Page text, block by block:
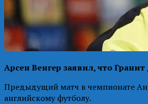
Арсен Венгер заявил, что
Предыдущий матч в чемпионате
английскому футболу.